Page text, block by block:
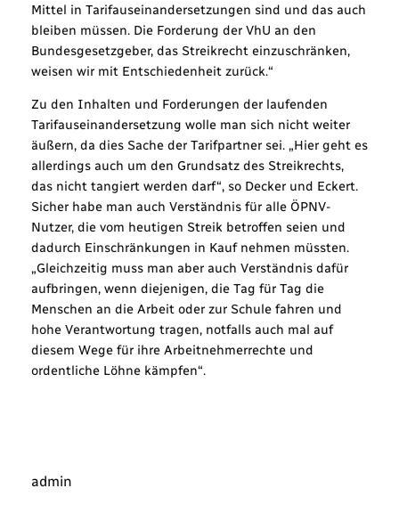
Mittel in Tarifauseinandersetzungen sind und das auch
bleiben müssen. Die Forderung der VhU an den
Bundesgesetzgeber, das Streikrecht einzuschränken,
weisen wir mit Entschiedenheit zurück.“
Zu den Inhalten und Forderungen der laufenden
Tarifauseinandersetzung wolle man sich nicht weiter
äußern, da dies Sache der Tarifpartner sei. „Hier geht es
allerdings auch um den Grundsatz des Streikrechts,
das nicht tangiert werden darf“, so Decker und Eckert.
Sicher habe man auch Verständnis für alle ÖPNV-
Nutzer, die vom heutigen Streik betroffen seien und
dadurch Einschränkungen in Kauf nehmen müssten.
„Gleichzeitig muss man aber auch Verständnis dafür
aufbringen, wenn diejenigen, die Tag für Tag die
Menschen an die Arbeit oder zur Schule fahren und
hohe Verantwortung tragen, notfalls auch mal auf
diesem Wege für ihre Arbeitnehmerrechte und
ordentliche Löhne kämpfen“.
admin